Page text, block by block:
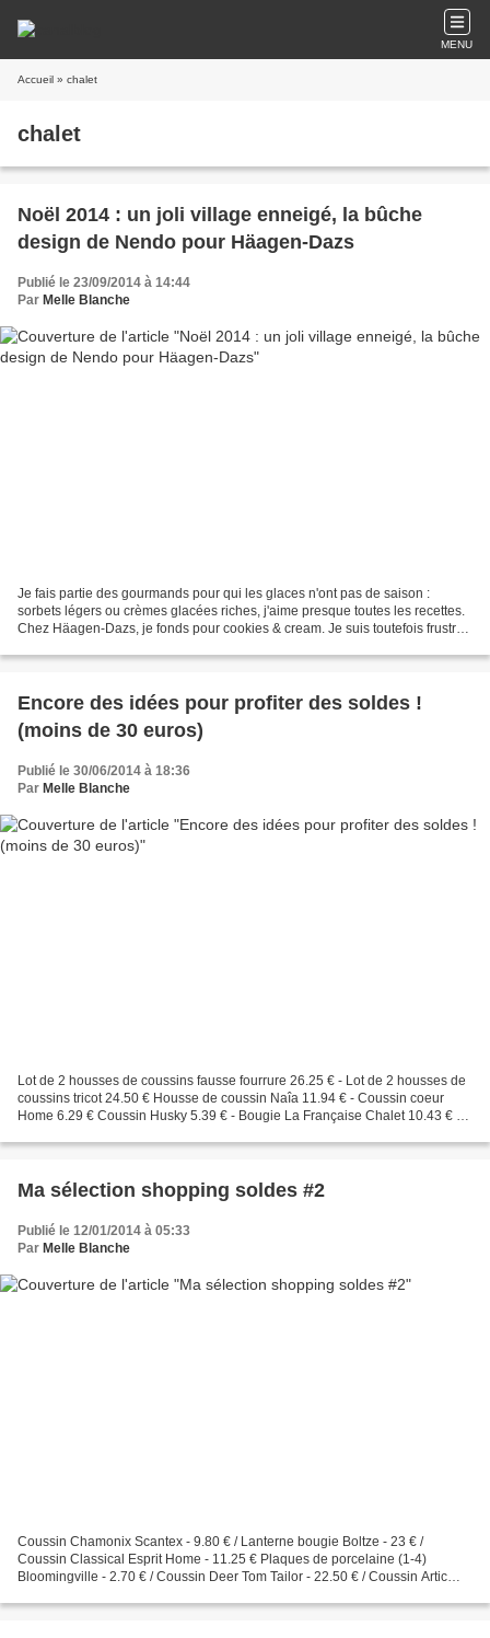
MENU
Accueil » chalet
chalet
Noël 2014 : un joli village enneigé, la bûche
design de Nendo pour Häagen-Dazs
Publié le 23/09/2014 à 14:44
Par Melle Blanche
Je fais partie des gourmands pour qui les glaces n'ont pas de saison :
sorbets légers ou crèmes glacées riches, j'aime presque toutes les recettes.
Chez Häagen-Dazs, je fonds pour cookies & cream. Je suis toutefois frustrée
Encore des idées pour profiter des soldes !
(moins de 30 euros)
Publié le 30/06/2014 à 18:36
Par Melle Blanche
Lot de 2 housses de coussins fausse fourrure 26.25 € - Lot de 2 housses de
coussins tricot 24.50 € Housse de coussin Naîa 11.94 € - Coussin coeur
Home 6.29 € Coussin Husky 5.39 € - Bougie La Française Chalet 10.43 € et
Ma sélection shopping soldes #2
Publié le 12/01/2014 à 05:33
Par Melle Blanche
Coussin Chamonix Scantex - 9.80 € / Lanterne bougie Boltze - 23 € /
Coussin Classical Esprit Home - 11.25 € Plaques de porcelaine (1-4)
Bloomingville - 2.70 € / Coussin Deer Tom Tailor - 22.50 € / Coussin Artic